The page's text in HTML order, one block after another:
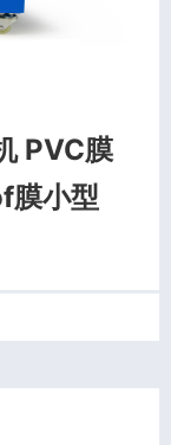
PVC膜
膜小型